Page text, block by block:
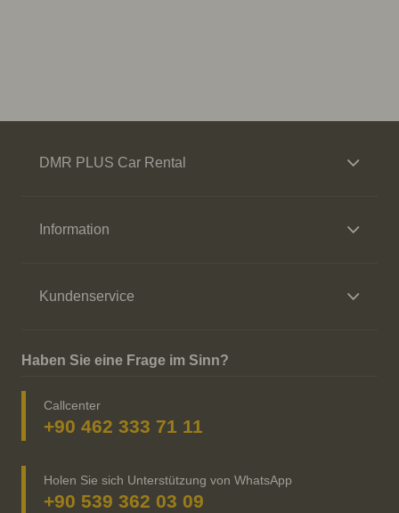
DMR PLUS Car Rental
Information
Kundenservice
Haben Sie eine Frage im Sinn?
Callcenter
+90 462 333 71 11
Holen Sie sich Unterstützung von WhatsApp
+90 539 362 03 09